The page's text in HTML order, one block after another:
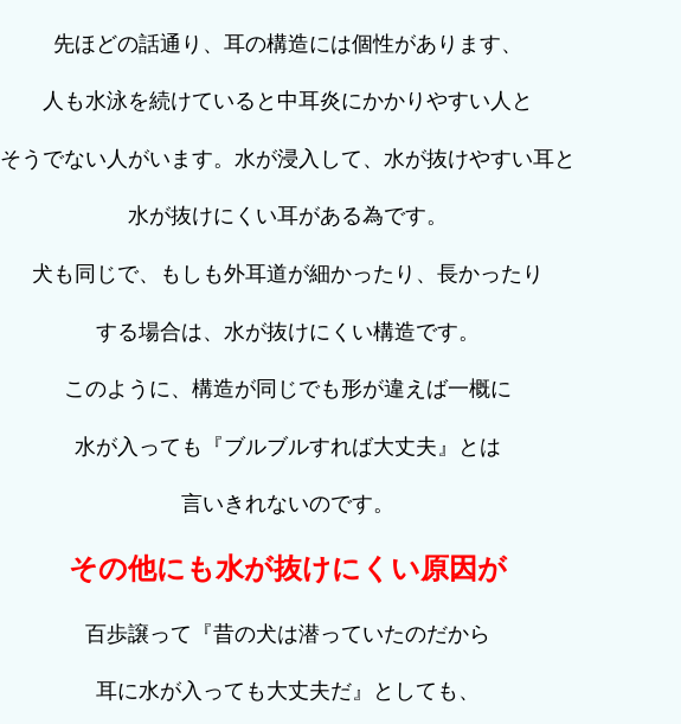
先ほどの話通り、耳の構造には個性があります、
人も水泳を続けていると中耳炎にかかりやすい人と
そうでない人がいます。水が浸入して、水が抜けやすい耳と
水が抜けにくい耳がある為です。
犬も同じで、もしも外耳道が細かったり、長かったり
する場合は、水が抜けにくい構造です。
このように、構造が同じでも形が違えば一概に
水が入っても『ブルブルすれば大丈夫』とは
言いきれないのです。
その他にも水が抜けにくい原因が
百歩譲って『昔の犬は潜っていたのだから
耳に水が入っても大丈夫だ』としても、